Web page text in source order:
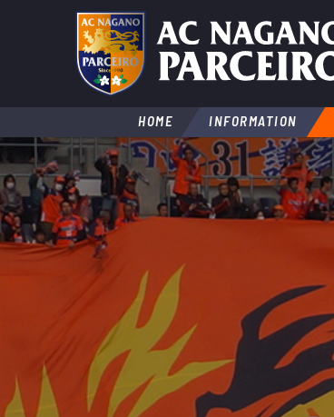
HOME INFORMATION